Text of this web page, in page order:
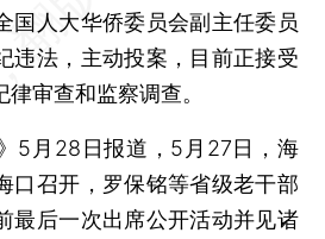
国人大华侨委员会副主任委员
违法，主动投案，目前正接受
审查和监察调查。
月28日报道，5月27日，海
口召开，罗保铭等省级老干部
最后一次出席公开活动并见诸